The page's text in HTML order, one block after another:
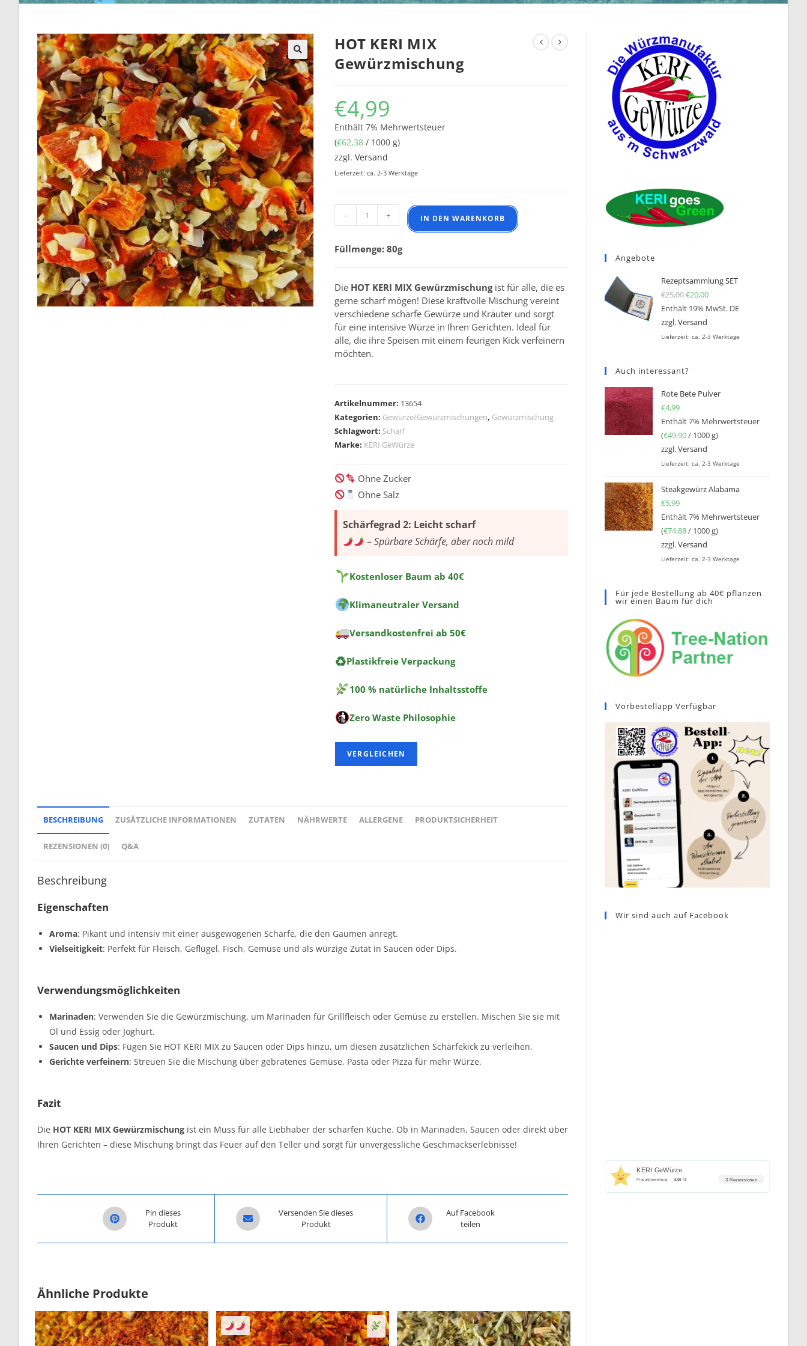
HOT KERI MIX
Gewürzmischung
€4,99
Enthält 7% Mehrwertsteuer
(€62,38 / 1000 g)
zzgl.Versand
Lieferzeit: ca. 2-3 Werktage
HOT KERI MIX Gewürzmischung Menge
- + IN DEN WARENKORB
Füllmenge: 80g
Die HOT KERI MIX Gewürzmischungist für alle, die es
gerne scharf mögen! Diese kraftvolle Mischung vereint
verschiedene scharfe Gewürze und Kräuter und sorgt
für eine intensive Würze in Ihren Gerichten. Ideal für
alle, die ihre Speisen mit einem feurigen Kick verfeinern
möchten.
t
r
t
i
Artikelnummer: 13654
Kategorien: Gewürze/Gewürzmischungen, Gewürzmischung
Schlagwort: Scharf
Marke: KERI GeWürze
Ohne Zucker
Ohne Salz
Schärfegrad 2: Leicht scharf
–Spürbare Schärfe, aber noch mild
Kostenloser Baum ab 40€
Klimaneutraler Versand
Versandkostenfrei ab 50€
♻Plastikfreie Verpackung
100 % natürliche Inhaltsstoffe
Zero Waste Philosophie
VERGLEICHEN
BESCHREIBUNG ZUSÄTZLICHE INFORMATIONEN ZUTATEN NÄHRWERTE ALLERGENE PRODUKTSICHERHEIT
REZENSIONEN (0) Q&A
Beschreibung
Eigenschaften
Aroma: Pikant und intensiv mit einer ausgewogenen Schärfe, die den Gaumen anregt.
Vielseitigkeit: Perfekt für Fleisch, Geflügel, Fisch, Gemüse und als würzige Zutat in Saucen oder Dips.
Verwendungsmöglichkeiten
Marinaden: Verwenden Sie die Gewürzmischung, um Marinaden für Grillfleisch oder Gemüse zu erstellen. Mischen Sie sie mit
Öl und Essig oder Joghurt.
Saucen und Dips: Fügen Sie HOT KERI MIX zu Saucen oder Dips hinzu, um diesen zusätzlichen Schärfekick zu verleihen.
Gerichte verfeinern: Streuen Sie die Mischung über gebratenes Gemüse, Pasta oder Pizza für mehr Würze.
Fazit
Die HOT KERI MIX Gewürzmischung ist ein Muss für alle Liebhaber der scharfen Küche. Ob in Marinaden, Saucen oder direkt über
Ihren Gerichten – diese Mischung bringt das Feuer auf den Teller und sorgt für unvergessliche Geschmackserlebnisse!
Opens in a new window
Pin dieses
Produkt
Opens in a new window
Versenden Sie dieses
Produkt
Opens in a new window
Auf Facebook
teilen
Ähnliche Produkte
Senf
Angebote
Rezeptsammlung SET
€25,00Ursprünglicher Preis war:
€20,00Aktueller Preis ist:
Enthält 19% MwSt. DE
zzgl.Versand
Lieferzeit: ca. 2-3 Werktage
Auch interessant?
Rote Bete Pulver
€4,99
Enthält 7% Mehrwertsteuer
(€49,90/ 1000 g)
zzgl.Versand
Lieferzeit: ca. 2-3 Werktage
Steakgewürz Alabama
€5,99
Enthält 7% Mehrwertsteuer
(€74,88/ 1000 g)
zzgl.Versand
Lieferzeit: ca. 2-3 Werktage
Für jede Bestellung ab 40€ pflanzen
wir einen Baum für dich
Vorbestellapp Verfügbar
Wir sind auch auf Facebook
KERI GeWürze
Produktbewertung 5.00 / 5 3 Rezensionen